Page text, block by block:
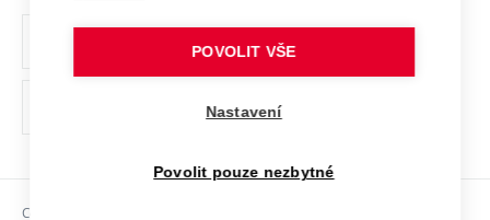
Ochrana osobních údajů
odkaz)
Sociální bezpečí
Copyright © 2026 VUT
POVOLIT VŠE
Nastavení
Povolit pouze nezbytné